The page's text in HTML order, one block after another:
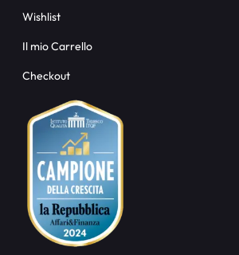
Wishlist
Il mio Carrello
Checkout